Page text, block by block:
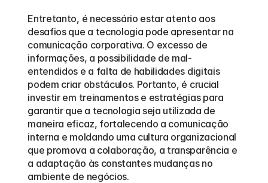
Entretanto, é necessário estar atento aos
desafios que a tecnologia pode apresentar na
comunicação corporativa. O excesso de
informações, a possibilidade de mal-
entendidos e a falta de habilidades digitais
podem criar obstáculos. Portanto, é crucial
investir em treinamentos e estratégias para
garantir que a tecnologia seja utilizada de
maneira eficaz, fortalecendo a comunicação
interna e moldando uma cultura organizacional
que promova a colaboração, a transparência e
a adaptação às constantes mudanças no
ambiente de negócios.